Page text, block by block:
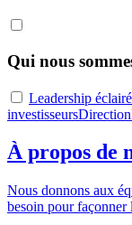
Qui nous
Leadership éclairé
investisseursDirection
À propos de
Nous donnons aux
besoin pour façonner